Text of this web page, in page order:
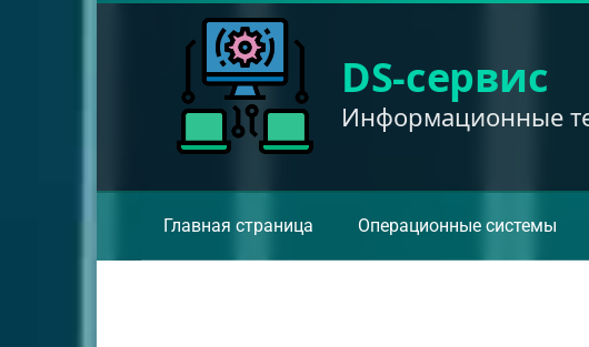
DS-сервис
Информационные
Главная страница Операционные системы